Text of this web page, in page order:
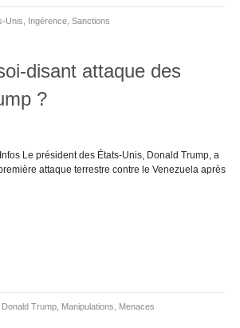
Unis Ingérence Sanctions
disant attaque des
?
Le président des États-Unis, Donald Trump, a
attaque terrestre contre le Venezuela après
Donald Trump Manipulations Menaces